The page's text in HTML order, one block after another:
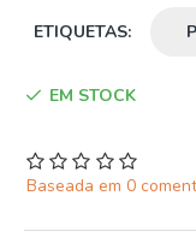
ETIQUETAS:
EM STOCK
Baseada em 0